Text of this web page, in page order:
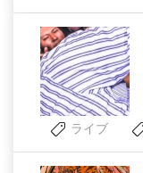
ライブ